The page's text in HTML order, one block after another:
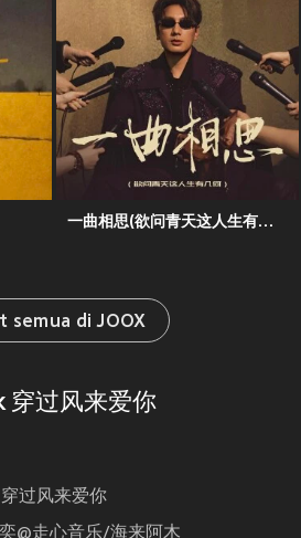
一曲相思(欲问青天这人生有几何)
semua di JOOX
穿过风来爱你
穿过风来爱你
@走心音乐/海来阿木